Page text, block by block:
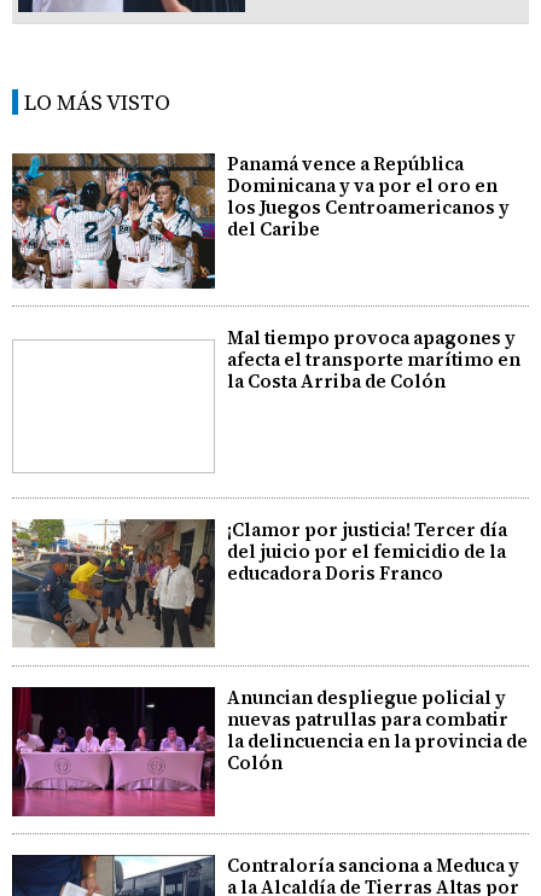
LO MÁS VISTO
Panamá vence a República
Dominicana y va por el oro en
los Juegos Centroamericanos y
del Caribe
Mal tiempo provoca apagones y
afecta el transporte marítimo en
la Costa Arriba de Colón
¡Clamor por justicia! Tercer día
del juicio por el femicidio de la
educadora Doris Franco
Anuncian despliegue policial y
nuevas patrullas para combatir
la delincuencia en la provincia de
Colón
Contraloría sanciona a Meduca y
a la Alcaldía de Tierras Altas por